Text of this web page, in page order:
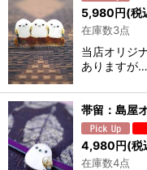
5,980円(税
在庫数3点
当店オリジ
ありますが…
帯留：島屋
4,980円(税
在庫数4点